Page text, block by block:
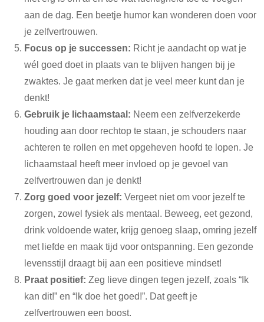
aan de dag. Een beetje humor kan wonderen doen voor
je zelfvertrouwen.
Focus op je successen: Richt je aandacht op wat je
wél goed doet in plaats van te blijven hangen bij je
zwaktes. Je gaat merken dat je veel meer kunt dan je
denkt!
Gebruik je lichaamstaal: Neem een zelfverzekerde
houding aan door rechtop te staan, je schouders naar
achteren te rollen en met opgeheven hoofd te lopen. Je
lichaamstaal heeft meer invloed op je gevoel van
zelfvertrouwen dan je denkt!
Zorg goed voor jezelf:Vergeet niet om voor jezelf te
zorgen, zowel fysiek als mentaal. Beweeg, eet gezond,
drink voldoende water, krijg genoeg slaap, omring jezelf
met liefde en maak tijd voor ontspanning. Een gezonde
levensstijl draagt bij aan een positieve mindset!
Praat positief: Zeg lieve dingen tegen jezelf, zoals “Ik
kan dit!” en “Ik doe het goed!”. Dat geeft je
zelfvertrouwen een boost.